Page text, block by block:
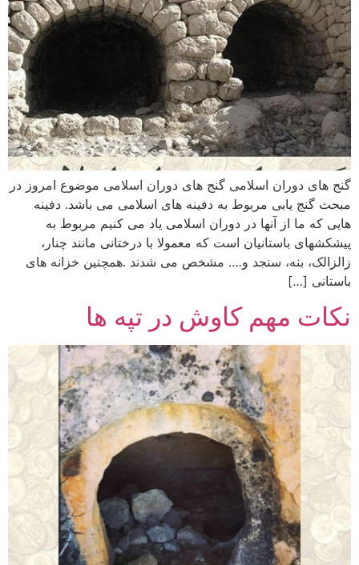
گنج های دوران اسلامی گنج های دوران اسلامی موضوع امروز در
مبحث گنج یابی مربوط به دفینه های اسلامی می باشد. دفینه
هایی که ما از آنها در دوران اسلامی یاد می کنیم مربوط به
پیشکشهای باستانیان است که معمولا با درختانی مانند چنار،
زالزالک، بنه، سنجد و…. مشخص می شدند .همچنین خزانه های
باستانی […]
نکات مهم کاوش در تپه ها